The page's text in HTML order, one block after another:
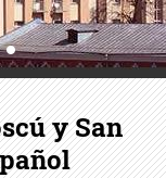
y San